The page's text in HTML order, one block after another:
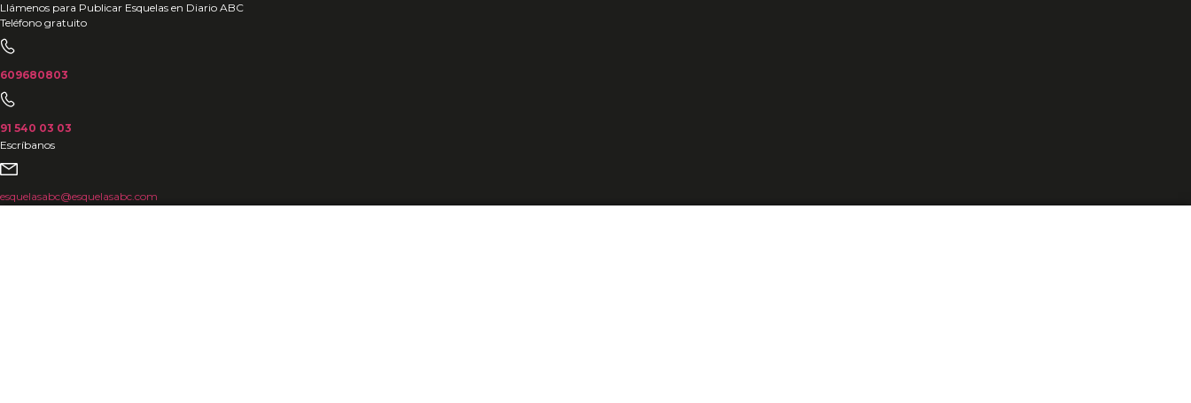
Ir
al
contenido
Llámenos para Publicar Esquelas en Diario ABC
Teléfono gratuito
609680803
91 540 03 03
Escríbanos
esquelasabc@esquelasabc.com